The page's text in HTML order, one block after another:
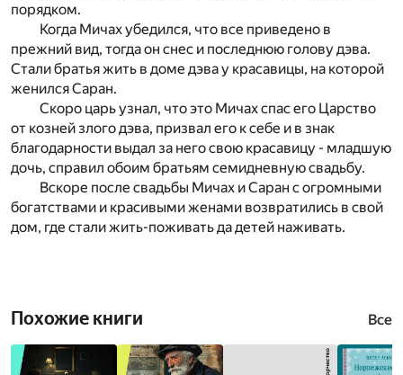
порядком.
Когда Мичах убедился, что все приведено в
прежний вид, тогда он снес и последнюю голову дэва.
Стали братья жить в доме дэва у красавицы, на которой
женился Саран.
Скоро царь узнал, что это Мичах спас его Царство
от козней злого дэва, призвал его к себе и в знак
благодарности выдал за него свою красавицу - младшую
дочь, справил обоим братьям семидневную свадьбу.
Вскоре после свадьбы Мичах и Саран с огромными
богатствами и красивыми женами возвратились в свой
дом, где стали жить-поживать да детей наживать.
Похожие книги Все